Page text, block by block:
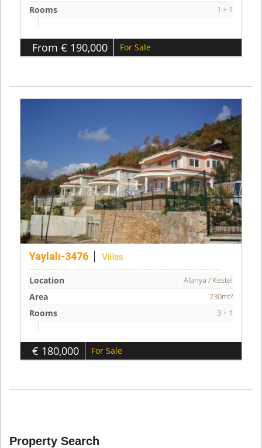
Rooms 1 + 1
From € 190,000 For Sale
Yaylalı-3476 Villas
Location Alanya / Kestel
Area 230mt²
Rooms 3 + 1
€ 180,000 For Sale
Property Search